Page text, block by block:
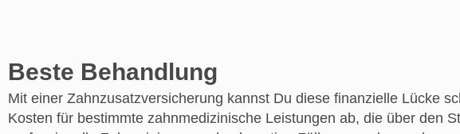
Beste Behandlung
Mit einer Zahnzusatzversicherung kannst Du diese finanzielle Lücke
Kosten für bestimmte zahnmedizinische Leistungen ab, die über den